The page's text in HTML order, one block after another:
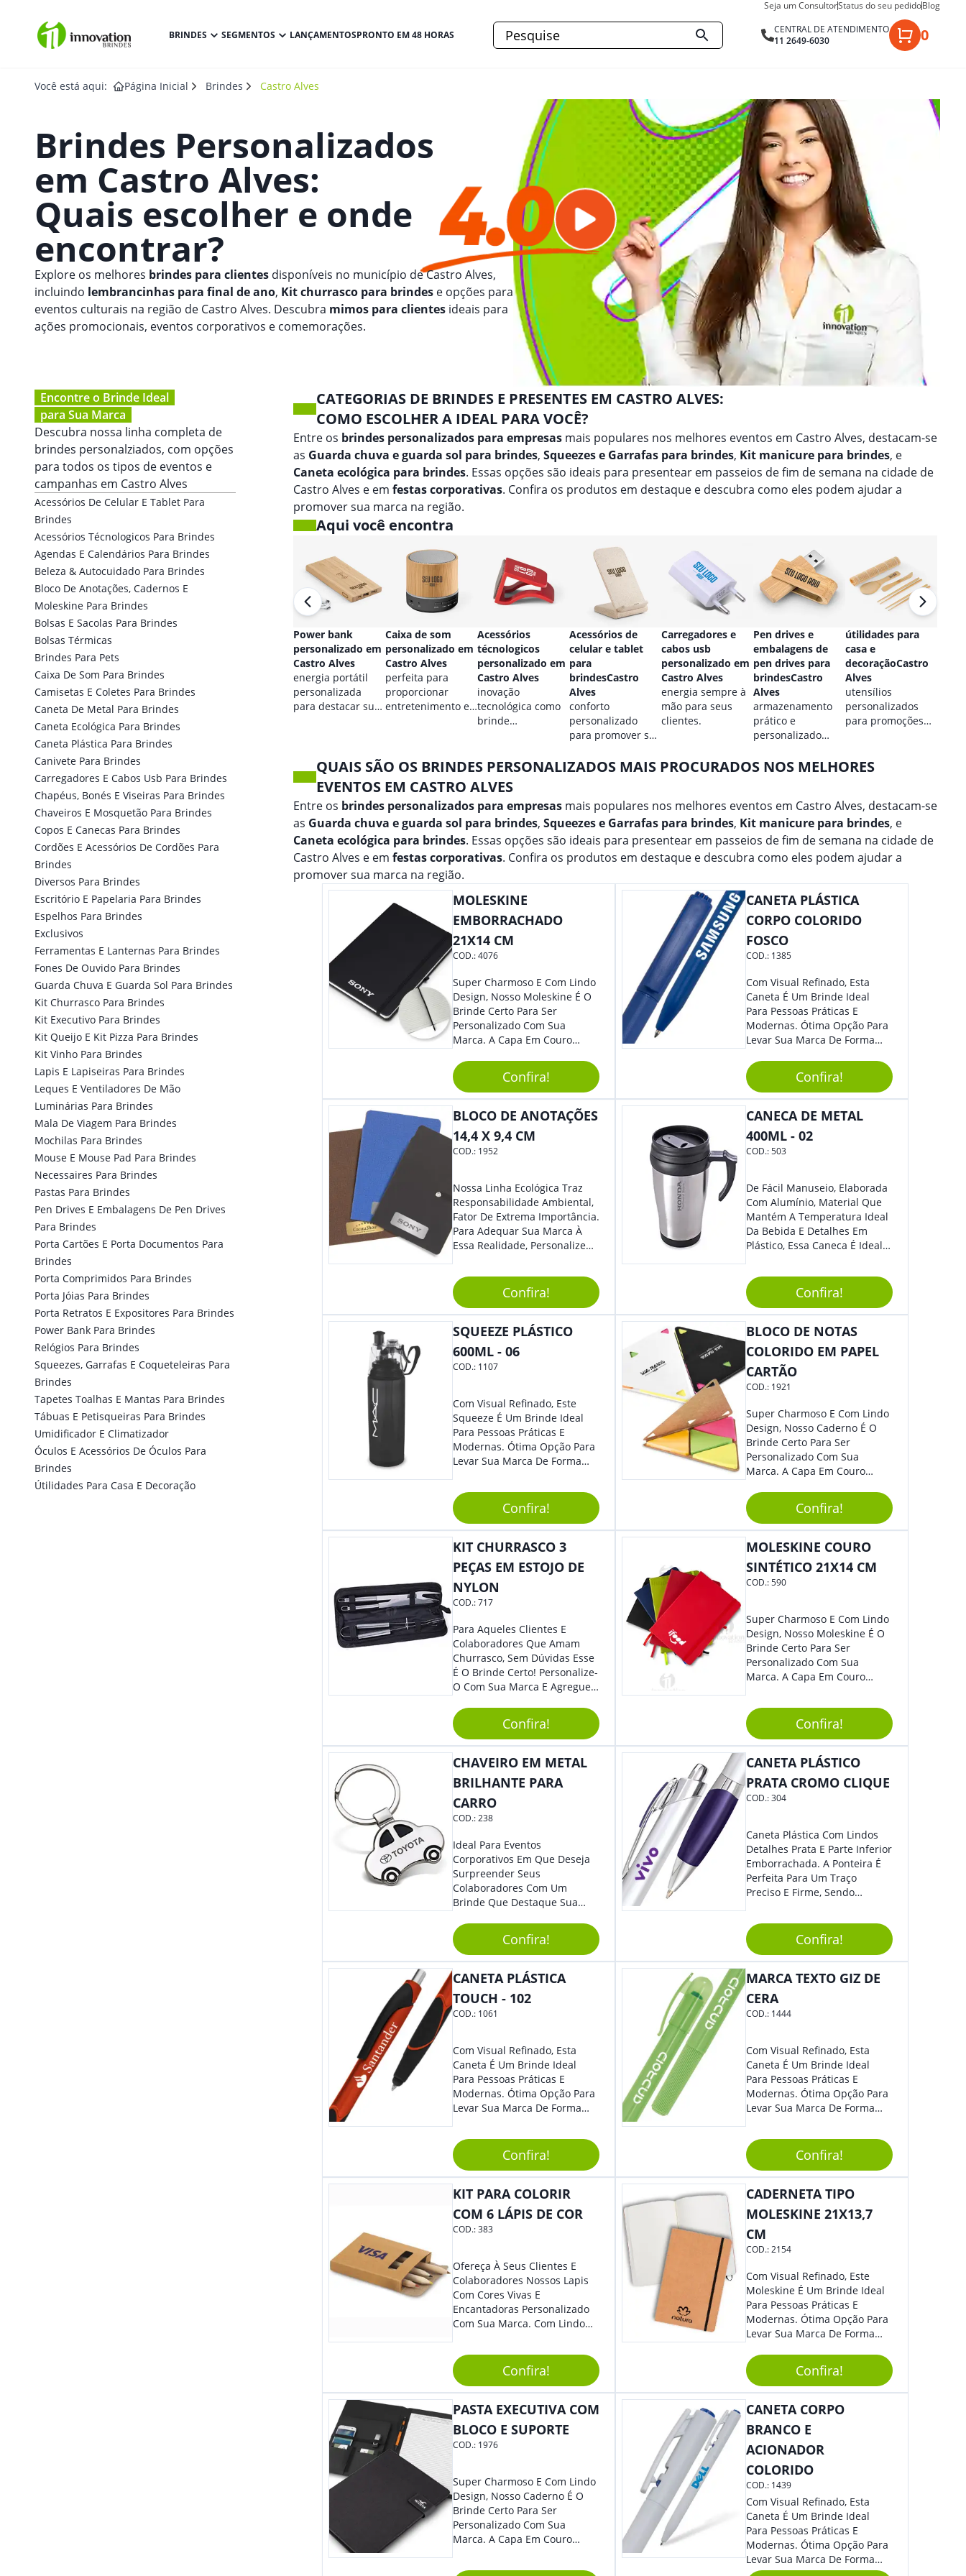
Seja um ConsultorStatus do seu pedidoBlog
BRINDES SEGMENTOS LANÇAMENTOSPRONTO EM 48 HORAS
CENTRAL DE ATENDIMENTO
11 2649-6030
0
Você está aqui: Página Inicial Brindes Castro Alves
Brindes Personalizados
em Castro Alves:
Quais escolher e onde
encontrar?
Explore os melhores brindes para clientes disponíveis no município de Castro Alves,
incluindo lembrancinhas para final de ano, Kit churrasco para brindes e opções para
eventos culturais na região de Castro Alves. Descubra mimos para clientes ideais para
ações promocionais, eventos corporativos e comemorações.
Encontre o Brinde Ideal
para Sua Marca
Descubra nossa linha completa de
brindes personalziados, com opções
para todos os tipos de eventos e
campanhas em Castro Alves
Acessórios De Celular E Tablet Para
Brindes
Acessórios Técnologicos Para Brindes
Agendas E Calendários Para Brindes
Beleza & Autocuidado Para Brindes
Bloco De Anotações, Cadernos E
Moleskine Para Brindes
Bolsas E Sacolas Para Brindes
Bolsas Térmicas
Brindes Para Pets
Caixa De Som Para Brindes
Camisetas E Coletes Para Brindes
Caneta De Metal Para Brindes
Caneta Ecológica Para Brindes
Caneta Plástica Para Brindes
Canivete Para Brindes
Carregadores E Cabos Usb Para Brindes
Chapéus, Bonés E Viseiras Para Brindes
Chaveiros E Mosquetão Para Brindes
Copos E Canecas Para Brindes
Cordões E Acessórios De Cordões Para
Brindes
Diversos Para Brindes
Escritório E Papelaria Para Brindes
Espelhos Para Brindes
Exclusivos
Ferramentas E Lanternas Para Brindes
Fones De Ouvido Para Brindes
Guarda Chuva E Guarda Sol Para Brindes
Kit Churrasco Para Brindes
Kit Executivo Para Brindes
Kit Queijo E Kit Pizza Para Brindes
Kit Vinho Para Brindes
Lapis E Lapiseiras Para Brindes
Leques E Ventiladores De Mão
Luminárias Para Brindes
Mala De Viagem Para Brindes
Mochilas Para Brindes
Mouse E Mouse Pad Para Brindes
Necessaires Para Brindes
Pastas Para Brindes
Pen Drives E Embalagens De Pen Drives
Para Brindes
Porta Cartões E Porta Documentos Para
Brindes
Porta Comprimidos Para Brindes
Porta Jóias Para Brindes
Porta Retratos E Expositores Para Brindes
Power Bank Para Brindes
Relógios Para Brindes
Squeezes, Garrafas E Coqueteleiras Para
Brindes
Tapetes Toalhas E Mantas Para Brindes
Tábuas E Petisqueiras Para Brindes
Umidificador E Climatizador
Óculos E Acessórios De Óculos Para
Brindes
Útilidades Para Casa E Decoração
CATEGORIAS DE BRINDES E PRESENTES EM CASTRO ALVES:
COMO ESCOLHER A IDEAL PARA VOCÊ?
Entre os brindes personalizados para empresas mais populares nos melhores eventos em Castro Alves, destacam-se
as Guarda chuva e guarda sol para brindes, Squeezes e Garrafas para brindes, Kit manicure para brindes, e
Caneta ecológica para brindes. Essas opções são ideais para presentear em passeios de fim de semana na cidade de
Castro Alves e em festas corporativas. Confira os produtos em destaque e descubra como eles podem ajudar a
promover sua marca na região.
Aqui você encontra
Power bank
personalizado em
Castro Alves
energia portátil
personalizada
para destacar sua
Caixa de som
personalizado em
Castro Alves
perfeita para
proporcionar
entretenimento e
Acessórios
técnologicos
personalizado em
Castro Alves
inovação
tecnológica como
brinde
Acessórios de
celular e tablet
para
brindesCastro
Alves
conforto
personalizado
para promover sua
Carregadores e
cabos usb
personalizado em
Castro Alves
energia sempre à
mão para seus
clientes.
Pen drives e
embalagens de
pen drives para
brindesCastro
Alves
armazenamento
prático e
personalizado
útilidades para
casa e
decoraçãoCastro
Alves
utensílios
personalizados
para promoções
QUAIS SÃO OS BRINDES PERSONALIZADOS MAIS PROCURADOS NOS MELHORES
EVENTOS EM CASTRO ALVES
Entre os brindes personalizados para empresas mais populares nos melhores eventos em Castro Alves, destacam-se
as Guarda chuva e guarda sol para brindes, Squeezes e Garrafas para brindes, Kit manicure para brindes, e
Caneta ecológica para brindes. Essas opções são ideais para presentear em passeios de fim de semana na cidade de
Castro Alves e em festas corporativas. Confira os produtos em destaque e descubra como eles podem ajudar a
promover sua marca na região.
MOLESKINE
EMBORRACHADO
21X14 CM
COD.:4076
Super Charmoso E Com Lindo
Design, Nosso Moleskine É O
Brinde Certo Para Ser
Personalizado Com Sua
Marca. A Capa Em Couro
Elástico Permite Maior
Segurança Ao Carregá-Lo.
Ofereça A Seus Clientes E
Colaboradores, Sem Dúvidas
Confira!
CANETA PLÁSTICA
CORPO COLORIDO
FOSCO
COD.: 1385
Com Visual Refinado, Esta
Caneta É Um Brinde Ideal
Para Pessoas Práticas E
Modernas. Ótima Opção Para
Levar Sua Marca De Forma
Sua Empresa Em Eventos,
Reuniões Corporativas Ou Até
Mesmo Para Presentear
Colaboradores.
Confira!
BLOCO DE ANOTAÇÕES
14,4 X 9,4 CM
COD.: 1952
Nossa Linha Ecológica Traz
Responsabilidade Ambiental,
Fator De Extrema Importância.
Para Adequar Sua Marca À
Essa Realidade, Personalize
Anotações Com Post-It E
Caneta. Elaborado A Partir De
Material Reciclado, O Brinde
Também É Prático, Tornando-
Se Assim Excelente Para Uso
Cotidiano. Perfeito, Não É?!
Confira!
CANECA DE METAL
400ML - 02
COD.:503
De Fácil Manuseio, Elaborada
Com Alumínio, Material Que
Mantém A Temperatura Ideal
Da Bebida E Detalhes Em
Plástico, Essa Caneca É Ideal
Estilo E Surpreender À Todos.
Versátil, O Brinde Se Adequa
À Feiras, Eventos E Até Mesmo
Datas Especiais.
Confira!
SQUEEZE PLÁSTICO
600ML - 06
COD.: 1107
Com Visual Refinado, Este
Squeeze É Um Brinde Ideal
Para Pessoas Práticas E
Modernas. Ótima Opção Para
Levar Sua Marca De Forma
Sua Empresa Em Eventos,
Reuniões Corporativas Ou Até
Mesmo Para Presentear
Colaboradores E Parceiros De
Sua Empresa.
Confira!
BLOCO DE NOTAS
COLORIDO EM PAPEL
CARTÃO
COD.: 1921
Super Charmoso E Com Lindo
Design, Nosso Caderno É O
Brinde Certo Para Ser
Personalizado Com Sua
Marca. A Capa Em Couro
Elástico Permite Maior
Segurança Ao Carregá-Lo.
Ofereça A Seus Clientes E
Colaboradores, Sem Dúvidas
Eles Irão Adorar.
Confira!
KIT CHURRASCO 3
PEÇAS EM ESTOJO DE
NYLON
COD.:717
Para Aqueles Clientes E
Colaboradores Que Amam
Churrasco, Sem Dúvidas Esse
É O Brinde Certo! Personalize-
O Com Sua Marca E Agregue
É Composto Por 3 Peças Para
O Auxílio No Preparo De
Carnes, Em Um Lindo Estojo. É
A Garantia De Sucesso Para
Eventos Corporativos.
Confira!
MOLESKINE COURO
SINTÉTICO 21X14 CM
COD.:590
Super Charmoso E Com Lindo
Design, Nosso Moleskine É O
Brinde Certo Para Ser
Personalizado Com Sua
Marca. A Capa Em Couro
Elástico Permite Maior
Segurança Ao Carregá-Lo.
Ofereça A Seus Clientes E
Colaboradores, Sem Dúvidas
Eles Irão Adorar.
Confira!
CHAVEIRO EM METAL
BRILHANTE PARA
CARRO
COD.:238
Ideal Para Eventos
Corporativos Em Que Deseja
Surpreender Seus
Colaboradores Com Um
Brinde Que Destaque Sua
Formato De Carro É Ideal!
Elaborado Com Metal,
Material Resistente E Durável,
O Item Conta Também Com
Confira!
CANETA PLÁSTICO
PRATA CROMO CLIQUE
COD.:304
Caneta Plástica Com Lindos
Detalhes Prata E Parte Inferior
Emborrachada. A Ponteira É
Perfeita Para Um Traço
Preciso E Firme, Sendo
Tradicional Porém Com
Design Minimalista Que Faz
Toda Diferença.
Confira!
CANETA PLÁSTICA
TOUCH - 102
COD.: 1061
Com Visual Refinado, Esta
Caneta É Um Brinde Ideal
Para Pessoas Práticas E
Modernas. Ótima Opção Para
Levar Sua Marca De Forma
Sua Empresa Em Eventos,
Reuniões Corporativas Ou Até
Mesmo Para Presentear
Colaboradores E Parceiros De
Sua Empresa.
Confira!
MARCA TEXTO GIZ DE
CERA
COD.: 1444
Com Visual Refinado, Esta
Caneta É Um Brinde Ideal
Para Pessoas Práticas E
Modernas. Ótima Opção Para
Levar Sua Marca De Forma
Sua Empresa Em Eventos,
Reuniões Corporativas Ou Até
Mesmo Para Presentear
Colaboradores.
Confira!
KIT PARA COLORIR
COM 6 LÁPIS DE COR
COD.:383
Ofereça À Seus Clientes E
Colaboradores Nossos Lapis
Com Cores Vivas E
Encantadoras Personalizado
Com Sua Marca. Com Lindo
Para Diversas Ocasiões.
Perfeito, Não É?!
Confira!
CADERNETA TIPO
MOLESKINE 21X13,7
CM
COD.:2154
Com Visual Refinado, Este
Moleskine É Um Brinde Ideal
Para Pessoas Práticas E
Modernas. Ótima Opção Para
Levar Sua Marca De Forma
Sua Empresa Em Eventos,
Reuniões Corporativas Ou Até
Mesmo Para Presentear
Colaboradores E Parceiros De
Confira!
PASTA EXECUTIVA COM
BLOCO E SUPORTE
COD.: 1976
Super Charmoso E Com Lindo
Design, Nosso Caderno É O
Brinde Certo Para Ser
Personalizado Com Sua
Marca. A Capa Em Couro
Elástico Permite Maior
CANETA CORPO
BRANCO E
ACIONADOR
COLORIDO
COD.: 1439
Com Visual Refinado, Esta
Caneta É Um Brinde Ideal
Para Pessoas Práticas E
Modernas. Ótima Opção Para
Levar Sua Marca De Forma